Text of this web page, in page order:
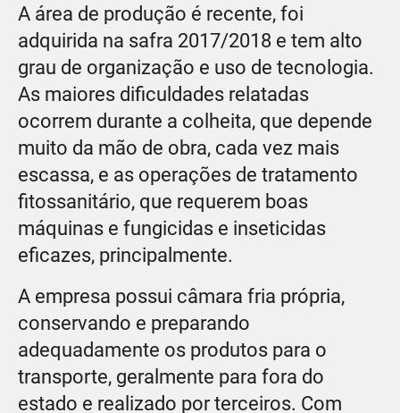
A área de produção é recente, foi
adquirida na safra 2017/2018 e tem alto
grau de organização e uso de tecnologia.
As maiores dificuldades relatadas
ocorrem durante a colheita, que depende
muito da mão de obra, cada vez mais
escassa, e as operações de tratamento
fitossanitário, que requerem boas
máquinas e fungicidas e inseticidas
eficazes, principalmente.
A empresa possui câmara fria própria,
conservando e preparando
adequadamente os produtos para o
transporte, geralmente para fora do
estado e realizado por terceiros. Com